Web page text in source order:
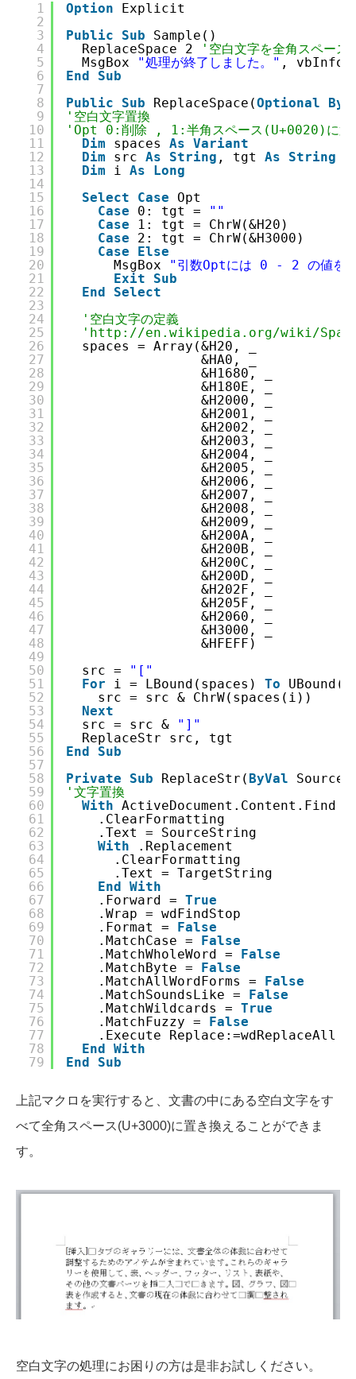
1
2
3
4
5
6
7
8
9
10
11
12
13
14
15
16
17
18
19
20
21
22
23
24
25
26
27
28
29
30
31
32
33
34
35
36
37
38
39
40
41
42
43
44
45
46
47
48
49
50
51
52
53
54
55
56
57
58
59
60
61
62
63
64
65
66
67
68
69
70
71
72
73
74
75
76
77
78
79
Option
Explicit
Public
Sub
Sample()
ReplaceSpace 2
'空白文字を全角スペース
MsgBox
"処理が終了しました。" ,
End
Sub
Public
Sub ReplaceSpace(Optional
'空白文字置換
'Opt 0:削除 , 1:半角スペース(U+0020)に置
Dim
spaces As Variant
Dim
src As String , tgt As
String
Dim
i As
Long
Select
Case
Opt
Case
0: tgt =
""
Case
1: tgt = ChrW(&H20)
Case
2: tgt = ChrW(&H3000)
Case
Else
MsgBox
"引数Optには 0 - 2 の値を指
Exit
Sub
End
Select
'空白文字の定義
' http://en.wikipedia.org/wiki/
spaces = Array(&H20, _
&HA0, _
&H1680, _
&H180E, _
&H2000, _
&H2001, _
&H2002, _
&H2003, _
&H2004, _
&H2005, _
&H2006, _
&H2007, _
&H2008, _
&H2009, _
&H200A, _
&H200B, _
&H200C, _
&H200D, _
&H202F, _
&H205F, _
&H2060, _
&H3000, _
&HFEFF)
src =
"["
For
i = LBound(spaces) To
src = src & ChrW(spaces(i))
Next
src = src &
"]"
ReplaceStr src, tgt
End
Sub
Private
Sub ReplaceStr( ByVal
'文字置換
With ActiveDocument.Content.Find
.ClearFormatting
.Text = SourceString
With
.Replacement
.ClearFormatting
.Text = TargetString
End
With
.Forward = True
.Wrap = wdFindStop
.Format =
False
.MatchCase =
False
.MatchWholeWord =
False
.MatchByte =
False
.MatchAllWordForms =
False
.MatchSoundsLike =
False
.MatchWildcards = True
.MatchFuzzy =
False
.Execute Replace:=wdReplaceAll
End
With
End
Sub
上記マクロを実行すると、文書の中にある空白文字をす
べて全角スペース(U+3000)に置き換えることができま
す。
空白文字の処理にお困りの方は是非お試しください。